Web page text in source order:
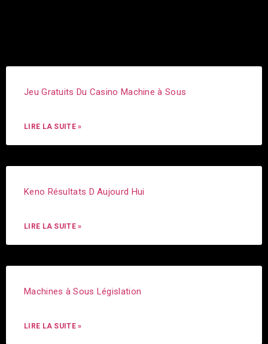
Jeu Gratuits Du Casino Machine à Sous
LIRE LA SUITE »
Keno Résultats D Aujourd Hui
LIRE LA SUITE »
Machines à Sous Législation
LIRE LA SUITE »